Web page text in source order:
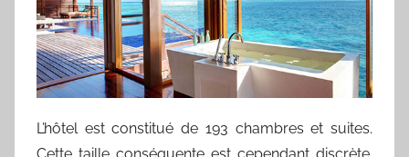
L’hôtel est constitué de 193 chambres et suites.